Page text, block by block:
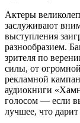
Актеры
заслуживают
выступления
разнообразием.
зрителя по
силы, от
рекламной
аудиокниги
голосом — если
лучшее, что